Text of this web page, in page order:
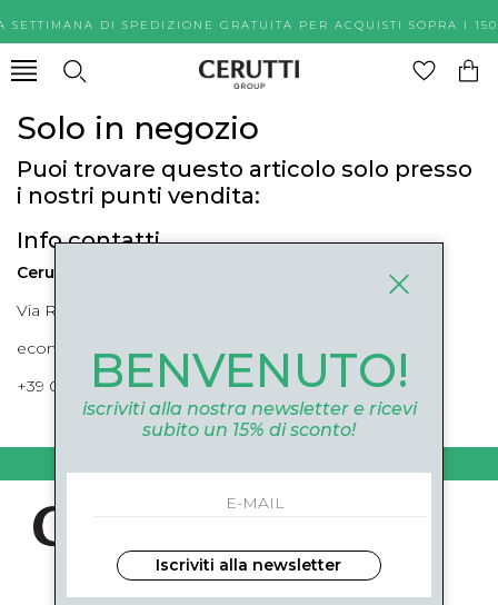
SETTIMANA DI SPEDIZIONE GRATUITA PER ACQUISTI
Solo in negozio
Puoi trovare questo articolo solo presso
i nostri punti vendita:
Info contatti
Cerutti Boutique
Via Roma, 52 Cuneo 12100 Cuneo
ecommerce@ceruttigroup.com
+39 0171694239BENVENUTO!
iscriviti alla nostra newsletter e ricevi
subito un 15% di sconto!
Iscriviti alla newsletter